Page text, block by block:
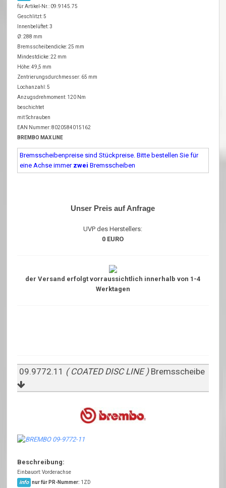
für Artikel-Nr.: 09.9145.75
Geschlitzt: 5
Innenbelüftet: 3
Ø: 288 mm
Bremsscheibendicke: 25 mm
Mindestdicke: 22 mm
Höhe: 49,5 mm
Zentrierungsdurchmesser: 65 mm
Lochanzahl: 5
Anzugsdrehmoment: 120 Nm
beschichtet
mit Schrauben
EAN Nummer: 8020584015162
BREMBO MAX LINE
Bremsscheibenpreise sind Stückpreise. Bitte bestellen Sie für
eine Achse immer zwei Bremsscheiben
Unser Preis auf Anfrage
UVP des Herstellers:
0 EURO
der Versand erfolgt vorraussichtlich innerhalb von 1-4
Werktagen
09.9772.11 ( COATED DISC LINE ) Bremsscheibe
Beschreibung:
Einbauort: Vorderachse
info nur für PR-Nummer: 1ZD